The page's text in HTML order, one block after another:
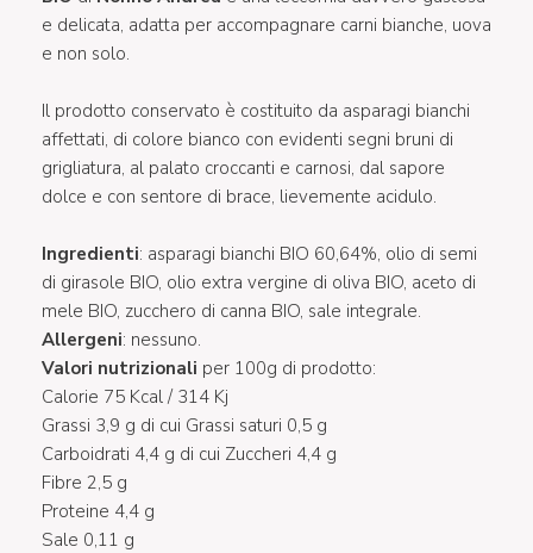
e delicata, adatta per accompagnare carni bianche, uova
e non solo.
Il prodotto conservato è costituito da asparagi bianchi
affettati, di colore bianco con evidenti segni bruni di
grigliatura, al palato croccanti e carnosi, dal sapore
dolce e con sentore di brace, lievemente acidulo.
Ingredienti: asparagi bianchi BIO 60,64%, olio di semi
di girasole BIO, olio extra vergine di oliva BIO, aceto di
mele BIO, zucchero di canna BIO, sale integrale.
Allergeni: nessuno.
Valori nutrizionali per 100g di prodotto:
Calorie 75 Kcal / 314 Kj
Grassi 3,9 g di cui Grassi saturi 0,5 g
Carboidrati 4,4 g di cui Zuccheri 4,4 g
Fibre 2,5 g
Proteine 4,4 g
Sale 0,11 g